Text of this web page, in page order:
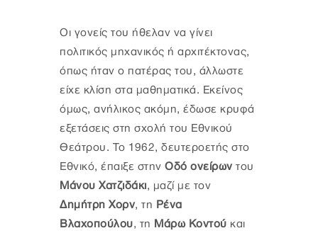
Οι γονείς του ήθελαν να γίνει
πολιτικός μηχανικός ή αρχιτέκτονας,
όπως ήταν ο πατέρας του, άλλωστε
είχε κλίση στα μαθηματικά. Εκείνος
όμως, ανήλικος ακόμη, έδωσε κρυφά
εξετάσεις στη σχολή του Εθνικού
Θεάτρου. Το 1962, δευτεροετής στο
Εθνικό, έπαιξε στην Οδό ονείρων του
Μάνου Χατζιδάκι, μαζί με τον
Δημήτρη Χορν, τη Ρένα
Βλαχοπούλου, τη Μάρω Κοντού και